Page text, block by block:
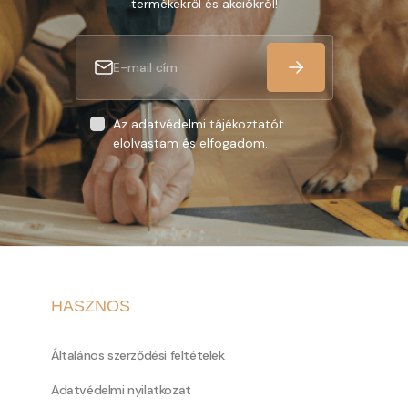
termékekről és akciókról!
Az adatvédelmi tájékoztatót
elolvastam és elfogadom.
HASZNOS
Általános szerződési feltételek
Adatvédelmi nyilatkozat